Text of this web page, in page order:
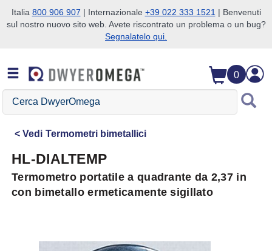
Salta alla ricerca
Salta al contenuto principale
Salta alla navigazione
Italia 800 906 907 | Internazionale +39 022 333 1521 | Benvenuti
sul nostro nuovo sito web. Avete riscontrato un problema o un bug?
Segnalatelo qui.
0
Cerca
DwyerOmega
Vedi Termometri bimetallici
HL-DIALTEMP
Termometro portatile a quadrante da 2,37 in
con bimetallo ermeticamente sigillato